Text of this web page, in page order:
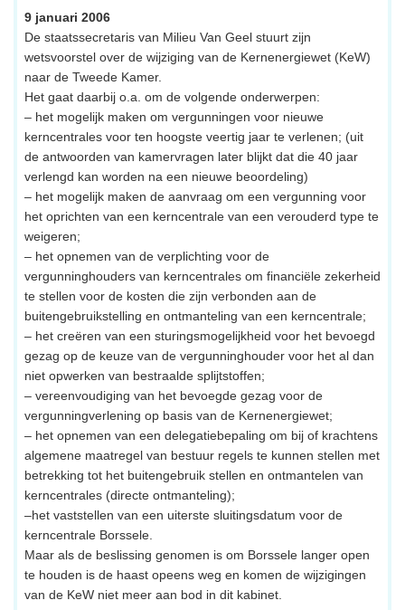
9 januari 2006
De staatssecretaris van Milieu Van Geel stuurt zijn
wetsvoorstel over de wijziging van de Kernenergiewet (KeW)
naar de Tweede Kamer.
Het gaat daarbij o.a. om de volgende onderwerpen:
– het mogelijk maken om vergunningen voor nieuwe
kerncentrales voor ten hoogste veertig jaar te verlenen; (uit
de antwoorden van kamervragen later blijkt dat die 40 jaar
verlengd kan worden na een nieuwe beoordeling)
– het mogelijk maken de aanvraag om een vergunning voor
het oprichten van een kerncentrale van een verouderd type te
weigeren;
– het opnemen van de verplichting voor de
vergunninghouders van kerncentrales om financiële zekerheid
te stellen voor de kosten die zijn verbonden aan de
buitengebruikstelling en ontmanteling van een kerncentrale;
– het creëren van een sturingsmogelijkheid voor het bevoegd
gezag op de keuze van de vergunninghouder voor het al dan
niet opwerken van bestraalde splijtstoffen;
– vereenvoudiging van het bevoegde gezag voor de
vergunningverlening op basis van de Kernenergiewet;
– het opnemen van een delegatiebepaling om bij of krachtens
algemene maatregel van bestuur regels te kunnen stellen met
betrekking tot het buitengebruik stellen en ontmantelen van
kerncentrales (directe ontmanteling);
–het vaststellen van een uiterste sluitingsdatum voor de
kerncentrale Borssele.
Maar als de beslissing genomen is om Borssele langer open
te houden is de haast opeens weg en komen de wijzigingen
van de KeW niet meer aan bod in dit kabinet.